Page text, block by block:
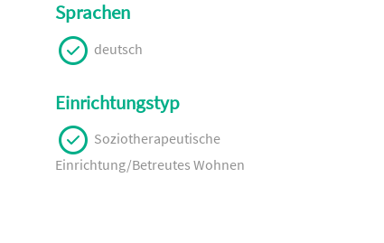
Sprachen
deutsch
Einrichtungstyp
Soziotherapeutische
Einrichtung/Betreutes Wohnen